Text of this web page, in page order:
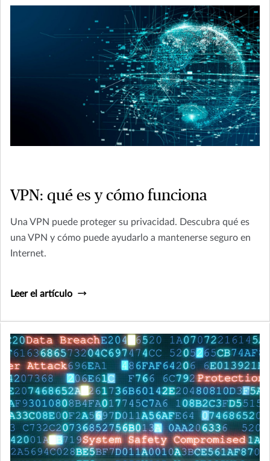
VPN: qué es y cómo funciona
Una VPN puede proteger su privacidad. Descubra qué es
una VPN y cómo puede ayudarlo a mantenerse seguro en
Internet.
Leer el artículo